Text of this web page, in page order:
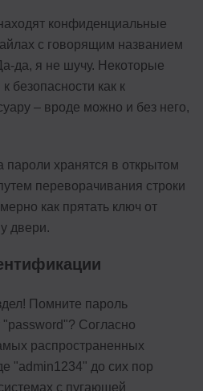
конфиденциальные
с говорящим названием
да, я не шучу. Некоторые
безопасности как к
– вроде можно и без него,
пароли хранятся в открытом
переворачивания строки
как прятать ключ от
двери.
Помните пароль
Согласно
распространенных
"admin1234" до сих пор
с пугающей